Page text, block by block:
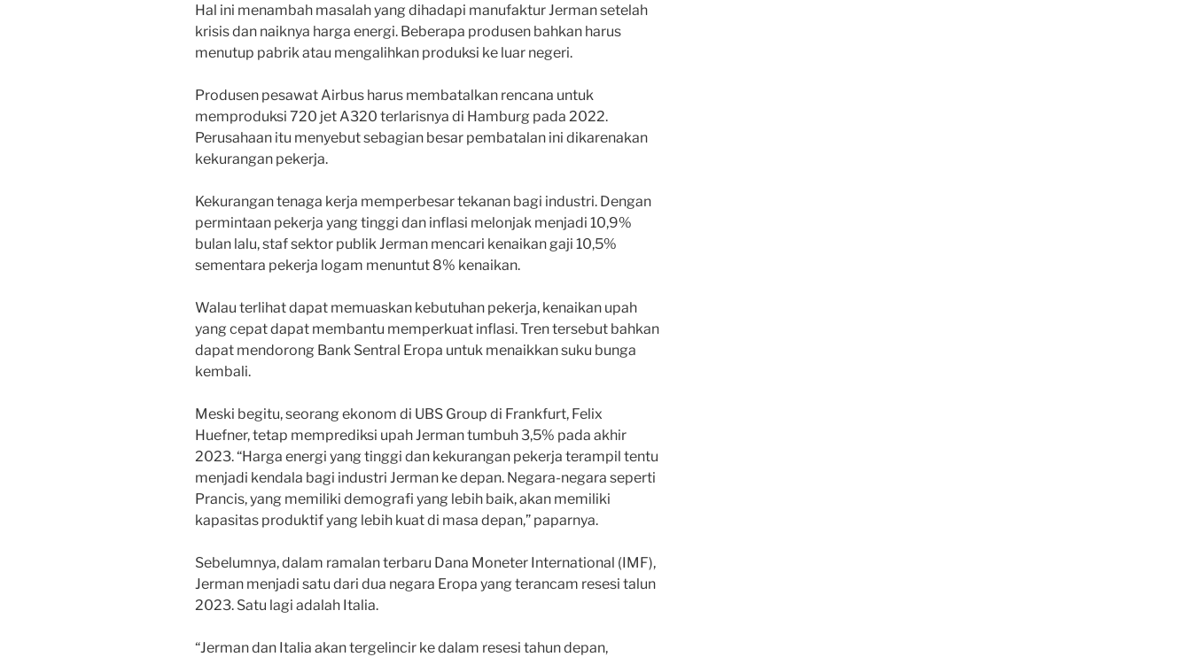
Hal ini menambah masalah yang dihadapi manufaktur Jerman setelah
krisis dan naiknya harga energi. Beberapa produsen bahkan harus
menutup pabrik atau mengalihkan produksi ke luar negeri.
Produsen pesawat Airbus harus membatalkan rencana untuk
memproduksi 720 jet A320 terlarisnya di Hamburg pada 2022.
Perusahaan itu menyebut sebagian besar pembatalan ini dikarenakan
kekurangan pekerja.
Kekurangan tenaga kerja memperbesar tekanan bagi industri. Dengan
permintaan pekerja yang tinggi dan inflasi melonjak menjadi 10,9%
bulan lalu, staf sektor publik Jerman mencari kenaikan gaji 10,5%
sementara pekerja logam menuntut 8% kenaikan.
Walau terlihat dapat memuaskan kebutuhan pekerja, kenaikan upah
yang cepat dapat membantu memperkuat inflasi. Tren tersebut bahkan
dapat mendorong Bank Sentral Eropa untuk menaikkan suku bunga
kembali.
Meski begitu, seorang ekonom di UBS Group di Frankfurt, Felix
Huefner, tetap memprediksi upah Jerman tumbuh 3,5% pada akhir
2023. “Harga energi yang tinggi dan kekurangan pekerja terampil tentu
menjadi kendala bagi industri Jerman ke depan. Negara-negara seperti
Prancis, yang memiliki demografi yang lebih baik, akan memiliki
kapasitas produktif yang lebih kuat di masa depan,” paparnya.
Sebelumnya, dalam ramalan terbaru Dana Moneter International (IMF),
Jerman menjadi satu dari dua negara Eropa yang terancam resesi talun
2023. Satu lagi adalah Italia.
“Jerman dan Italia akan tergelincir ke dalam resesi tahun depan,